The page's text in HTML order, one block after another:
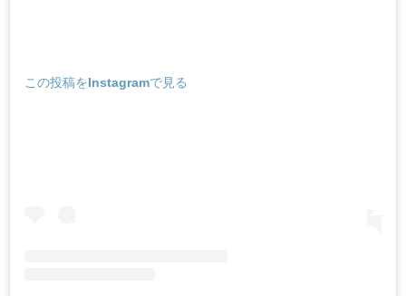
この投稿をInstagramで見る